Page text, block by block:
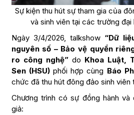
Sự kiện thu hút sự tham gia của
và sinh viên tại các trường
Ngày 3/4/2026, talkshow “Dữ
nguyên số – Bảo vệ quyền
ro công nghệ”do Khoa Luật,
Sen (HSU)phối hợp cùng Báo
chức đã thu hút đông đảo sinh viên
Chương trình có sự đồng hành
giả: